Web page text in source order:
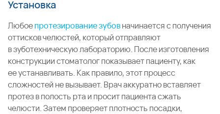
Установка
Любоепротезирование зубовначинается с получения
оттисков челюстей, который отправляют
в зуботехническую лабораторию. После изготовления
конструкции стоматолог показывает пациенту, как
ее устанавливать. Как правило, этот процесс
сложностей не вызывает. Врач аккуратно вставляет
протез в полость рта и просит пациента сжать
челюсти. Затем проверяет плотность посадки,